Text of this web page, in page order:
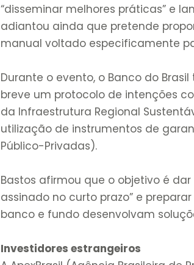
“disseminar melhores práticas” e
adiantou ainda que pretende
manual voltado especificamente
Durante o evento, o Banco do
breve um protocolo de intenções
da Infraestrutura Regional
utilização de instrumentos de
Público-Privadas).
Bastos afirmou que o objetivo é
assinado no curto prazo” e
banco e fundo desenvolvam
Investidores estrangeiros